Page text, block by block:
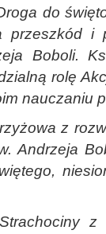
do
przeszkód i
Boboli.
rolę
nauczaniu
z
Andrzeja
z